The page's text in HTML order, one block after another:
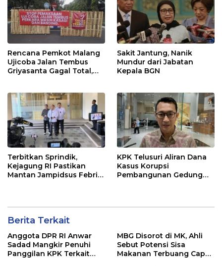
Rencana Pemkot Malang
Ujicoba Jalan Tembus
Griyasanta Gagal Total,
Sakit Jantung, Nanik
Mundur dari Jabatan
Kepala BGN
Terbitkan Sprindik,
Kejagung RI Pastikan
Mantan Jampidsus Febri
KPK Telusuri Aliran Dana
Kasus Korupsi
Pembangunan Gedung
Berita Terkait
Anggota DPR RI Anwar
Sadad Mangkir Penuhi
Panggilan KPK Terkait
MBG Disorot di MK, Ahli
Sebut Potensi Sisa
Makanan Terbuang Capai